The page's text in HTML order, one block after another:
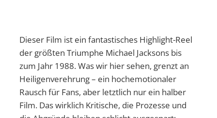
Dieser Film ist ein fantastisches Highlight-Reel
der größten Triumphe Michael Jacksons bis
zum Jahr 1988. Was wir hier sehen, grenzt an
Heiligenverehrung – ein hochemotionaler
Rausch für Fans, aber letztlich nur ein halber
Film. Das wirklich Kritische, die Prozesse und